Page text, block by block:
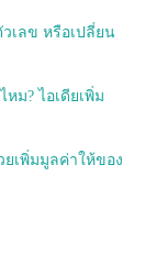
เลข หรือเปลี่ยน
ม? ไอเดียเพิ่ม
เพิ่มมูลค่าให้ของ